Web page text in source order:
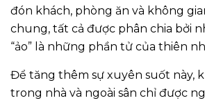
đón khách, phòng ăn và không
chung, tất cả được phân chia bởi
“ảo” là những phần tử của thiên
Để tăng thêm sự xuyên suốt này,
trong nhà và ngoài sân chỉ được